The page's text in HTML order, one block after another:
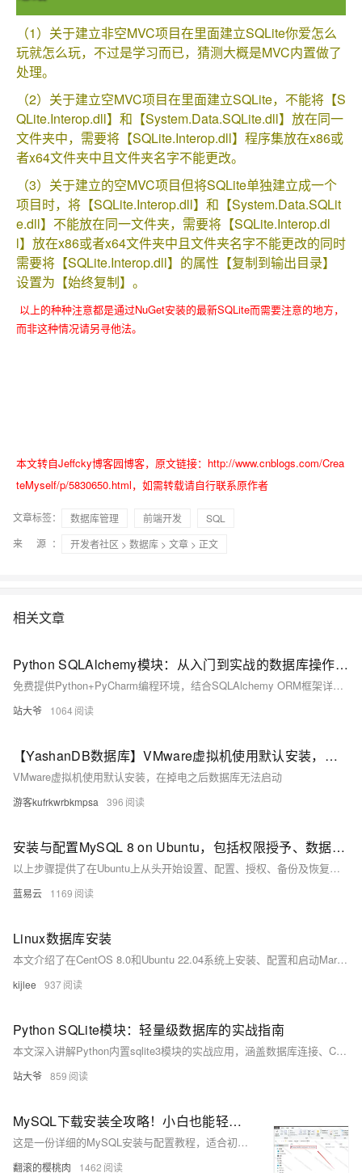
（1）关于建立非空MVC项目在里面建立SQLite你爱怎么
玩就怎么玩，不过是学习而已，猜测大概是MVC内置做了
处理。
（2）关于建立空MVC项目在里面建立SQLite，不能将【S
QLite.Interop.dll】和【System.Data.SQLite.dll】放在同一
文件夹中，需要将【SQLite.Interop.dll】程序集放在x86或
者x64文件夹中且文件夹名字不能更改。
（3）关于建立的空MVC项目但将SQLite单独建立成一个
项目时，将【SQLite.Interop.dll】和【System.Data.SQLit
e.dll】不能放在同一文件夹，需要将【SQLite.Interop.dl
l】放在x86或者x64文件夹中且文件夹名字不能更改的同时
需要将【SQLite.Interop.dll】的属性【复制到输出目录】
设置为【始终复制】。
以上的种种注意都是通过NuGet安装的最新SQLite而需要注意的地方，
而非这种情况请另寻他法。
本文转自Jeffcky博客园博客，原文链接：http://www.cnblogs.com/Crea
teMyself/p/5830650.html，如需转载请自行联系原作者
文章标签： 数据库管理 前端开发
SQL
来 源：
开发者社区 > 数据库 > 文章 > 正文
相关文章
Python SQLAlchemy模块：从入门到实战的数据库操作指南
免费提供Python+PyCharm编程环境，结合SQLAlchemy ORM框架详解数据库开发。涵盖连接配置、模型定义、CRUD操作、事务控制及Alembic迁移工具，以电商订单系统为例，深入讲解高并发场景下的性能优化与最佳实践，助你高效构建数据驱动应用。
站大爷 1064
【YashanDB数据库】VMware虚拟机使用默认安装，在掉电之后数据库无法启动
VMware虚拟机使用默认安装，在掉电之后数据库无法启动
游客kufrkwrbkmpsa 396
安装与配置MySQL 8 on Ubuntu，包括权限授予、数据库备份及远程连接指南
以上步骤提供了在Ubuntu上从头开始设置、配置、授权、备份及恢复一个基础但完整的MySQL环境所需知识点。
蓝易云 1169
Linux数据库安装
本文介绍了在CentOS 8.0和Ubuntu 22.04系统上安装、配置和启动MariaDB数据库服务器的详细步骤。包括通过`yum`和`apt`包管理器安装MariaDB服务，启动并检查服务运行状态，设置root用户密码以及连接数据库的基本操作。此外，还展示了如何在Ubuntu上更新软件包列表、安装依赖项，并验证MariaDB的版本和运行状态。通过这些步骤，用户可以成功部署并初始化MariaDB环境，为后续数据库管理与应用开发奠定基础。
kijlee 937
Python SQLite模块：轻量级数据库的实战指南
本文深入讲解Python内置sqlite3模块的实战应用，涵盖数据库连接、CRUD操作、事务管理、性能优化及高级特性，结合完整案例，助你快速掌握SQLite在小型项目中的高效使用，是Python开发者必备的轻量级数据库指南。
站大爷 859
MySQL下载安装全攻略！小白也能轻松上手，从此数据库不再难搞！
这是一份详细的MySQL安装与配置教程，适合初学者快速上手。内容涵盖从下载到安装的每一步操作，包括选择版本、设置路径、配置端口及密码等。同时提供基础操作指南，如数据库管理、数据表增删改查、用户权限设置等。还介绍了备份恢复、图形化工具使用和性能优化技巧，帮助用户全面掌握MySQL的使用方法。附带常见问题解决方法，保姆级教学让你无忧入门！
翻滚的樱桃肉 1462